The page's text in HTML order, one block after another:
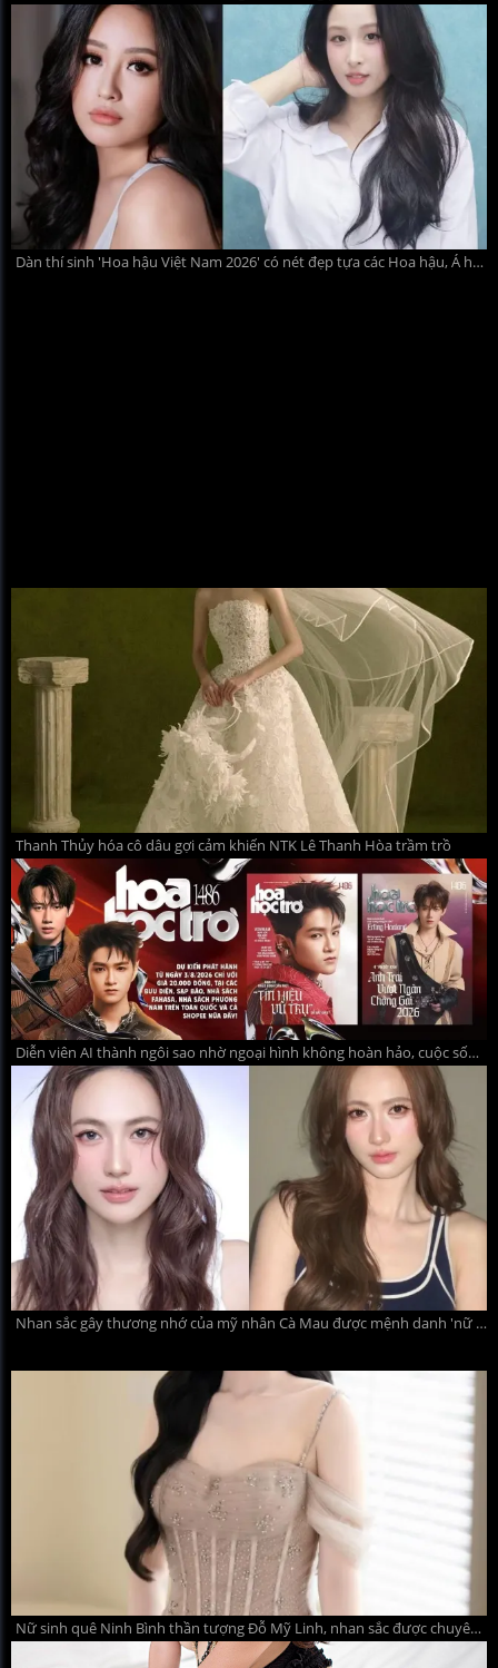
Dàn thí sinh 'Hoa hậu Việt Nam 2026' có nét đẹp tựa các Hoa hậu, Á hậu đình đám
Thanh Thủy hóa cô dâu gợi cảm khiến NTK Lê Thanh Hòa trầm trồ
Diễn viên AI thành ngôi sao nhờ ngoại hình không hoàn hảo, cuộc sống không xa hoa
Nhan sắc gây thương nhớ của mỹ nhân Cà Mau được mệnh danh 'nữ thần mặt mộc'
Nữ sinh quê Ninh Bình thần tượng Đỗ Mỹ Linh, nhan sắc được chuyên gia nhân trắc học đánh giá cao ở Hoa hậu Việt Nam 2026